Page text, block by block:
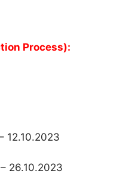
Process):
12.10.2023
26.10.2023